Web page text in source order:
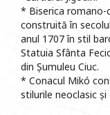
* Biserica romano-
construită în
anul 1707 în stil
Statuia Sfânta
din Șumuleu Ciuc.
* Conacul Mikó
stilurile neoclasic și